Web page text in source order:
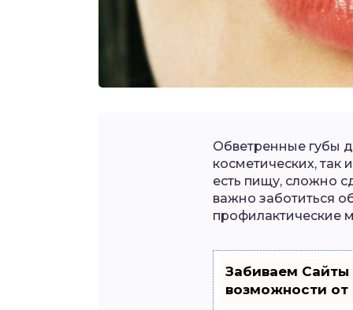
Обветренные губы
косметических, так
есть пищу, сложно
важно заботиться
профилактические
Забиваем
возможности от